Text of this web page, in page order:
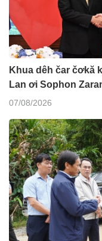
Khua dêh čar čơkă
Lan ơi Sophon
07/08/2026